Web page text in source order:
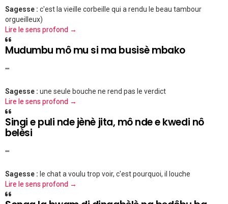
Sagesse : c'est la vieille corbeille qui a rendu le beau tambour
orgueilleux)
Lire le sens profond →
Mudumbu mô mu si ma busisè mbako
""
Sagesse : une seule bouche ne rend pas le verdict
Lire le sens profond →
Singi e puli nde jènè jita, mô nde e kwedi nô
belèsi
""
Sagesse : le chat a voulu trop voir, c'est pourquoi, il louche
Lire le sens profond →